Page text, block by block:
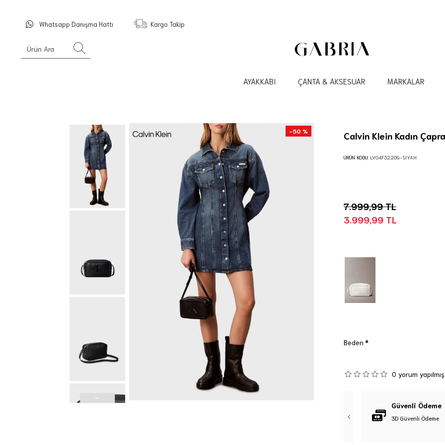
Whatsapp Danışma Hattı Kargo Takip
AYAKKABI ÇANTA & AKSESUAR MARKALAR
-50 % Calvin Klein Kadın
0 yorum yapılmış.
3.999,99 TL
7.999,99 TL
ÜRÜN KODU: LV04F3220G-SIYAH
Beden
Güvenli Ödeme
3D Güvenli Ödeme